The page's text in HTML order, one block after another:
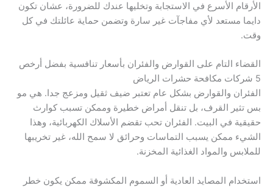
الأرقام الأسرع في الاستجابة وتخليها عندك للضرورة، عشان تكون
دايما مستعد لأي مفاجآت غير سارة وتضمن حماية عائلتك في كل
وقت.
القضاء التام على القوارض والفئران بأسعار تنافسية بفضل أرخص
5 شركات مكافحة حشرات الرياض
الفئران والقوارض بشكل عام تعتبر ضيف ثقيل ومزعج جدا. هي مو
بس تثير القرف، بل تنقل أمراض خطيرة وممكن تسبب كوارث
حقيقية في البيت. الفئران تحب تقضم الأسلاك الكهربائية، وهذا
الشيء ممكن يسبب التماسات وحرائق لا سمح الله، غير تخريبها
للملابس والمواد الغذائية المخزنة.
استخدام المصايد العادية أو السموم المكشوفة ممكن يكون خطر